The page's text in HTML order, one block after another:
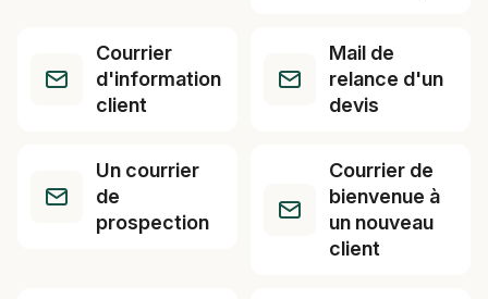
Courrier
d'information
client
Mail de
relance d'un
devis
Un courrier
de
prospection
Courrier de
bienvenue à
un nouveau
client